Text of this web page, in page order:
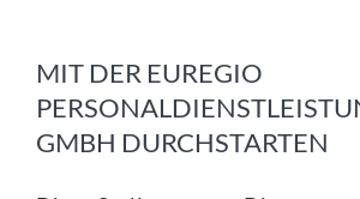
MIT DER EUREGIO
GMBH DURCHSTARTEN